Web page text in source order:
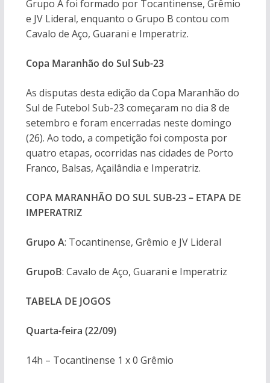
Grupo A foi formado por Tocantinense, Grêmio
e JV Lideral, enquanto o Grupo B contou com
Cavalo de Aço, Guarani e Imperatriz.
Copa Maranhão do Sul Sub-23
As disputas desta edição da Copa Maranhão do
Sul de Futebol Sub-23 começaram no dia 8 de
setembro e foram encerradas neste domingo
(26). Ao todo, a competição foi composta por
quatro etapas, ocorridas nas cidades de Porto
Franco, Balsas, Açailândia e Imperatriz.
COPA MARANHÃO DO SUL SUB-23 – ETAPA DE
IMPERATRIZ
Grupo A: Tocantinense, Grêmio e JV Lideral
GrupoB: Cavalo de Aço, Guarani e Imperatriz
TABELA DE JOGOS
Quarta-feira (22/09)
14h – Tocantinense 1 x 0 Grêmio